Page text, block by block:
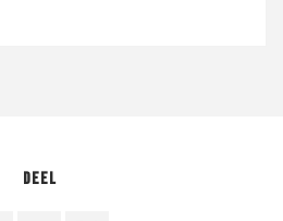
Deel